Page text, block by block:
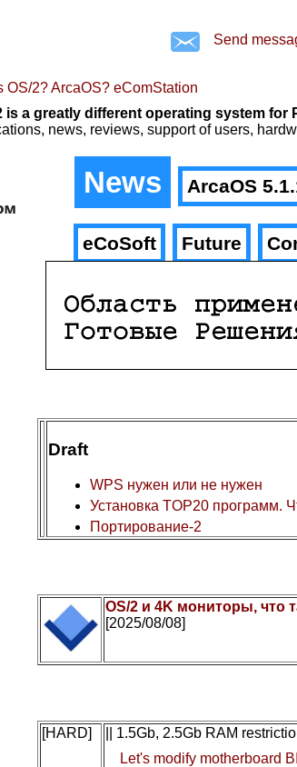
Send
OS/2? ArcaOS? eComStation
is a greatly different operating system for
news, reviews, support of users,
News ArcaOS
eCoSoft Future
Draft
WPS нужен или не нужен
Установка TOP20 программ.
Портирование-2
OS/2 и 4K мониторы, что
[2025/08/08]
[HARD]
|| 1.5Gb, 2.5Gb RAM
Let's modify motherboard